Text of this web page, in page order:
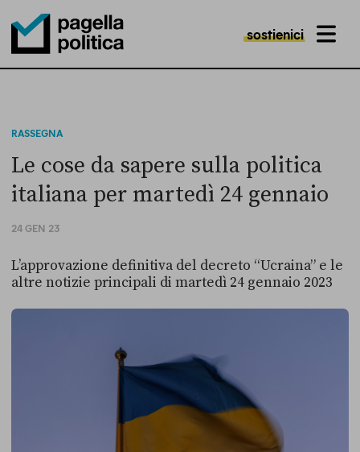
Pagella Politica Logo
sostienici MENU
RASSEGNA
Le cose da sapere sulla politica
italiana per martedì 24 gennaio
24 GEN 23
L’approvazione definitiva del decreto “Ucraina” e le
altre notizie principali di martedì 24 gennaio 2023